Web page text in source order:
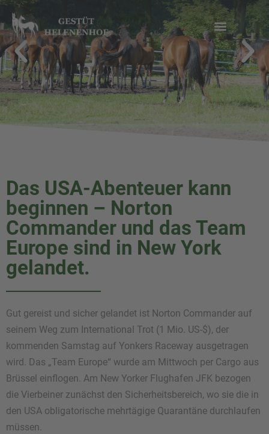
Zum
Inhalt
springen
Das USA-Abenteuer kann
beginnen – Norton
Commander und das Team
Europe sind in New York
gelandet.
Gut gereist und sicher gelandet ist Norton Commander auf
seinem Weg zum International Trot (1 Mio. US-$), der
kommenden Samstag auf Yonkers Raceway ausgetragen
wird. Das „Team Europe“ wurde am Mittwoch per Cargo aus
Brüssel einflogen. Am New Yorker Flughafen JFK bezogen
die Vierbeiner zunächst den Sicherheitsbereich, wo sie die in
den USA obligatorische mehrtägige Quarantäne durchlaufen
müssen.